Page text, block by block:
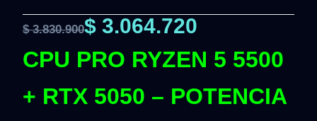
$3.830.900$ 3.064.720
CPU PRO RYZEN 5 5500
+ RTX 5050 – POTENCIA